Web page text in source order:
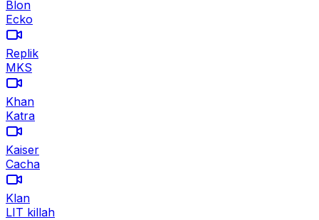
Blon
Ecko
Replik
MKS
Khan
Katra
Kaiser
Cacha
Klan
LIT killah